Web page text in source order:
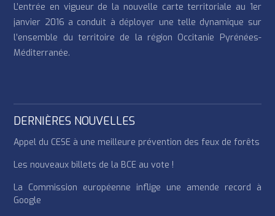
L’entrée en vigueur de la nouvelle carte territoriale au 1er
janvier 2016 a conduit à déployer une telle dynamique sur
l’ensemble du territoire de la région Occitanie Pyrénées-
Méditerranée.
DERNIÈRES NOUVELLES
Appel du CESE à une meilleure prévention des feux de forêts
Les nouveaux billets de la BCE au vote !
La Commission européenne inflige une amende record à
Google